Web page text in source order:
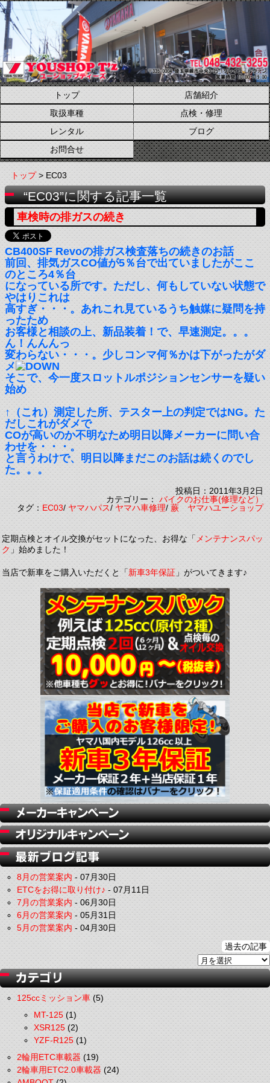
トップ
店舗紹介
取扱車種
点検・修理
レンタル
ブログ
お問合せ
トップ> EC03
“EC03”に関する記事一覧
車検時の排ガスの続き
CB400SF Revoの排ガス検査落ちの続きのお話
前回、排気ガスCO値が5％台で出ていましたがここ
のところ4％台
になっている所です。ただし、何もしていない状態で
やはりこれは
高すぎ・・・。あれこれ見ているうち触媒に疑問を持
ったため
お客様と相談の上、新品装着！で、早速測定。。。
ん！んんんっ
変わらない・・・。少しコンマ何％かは下がったがダ
メ
そこで、今一度スロットルポジションセンサーを疑い
始め
↑（これ）測定した所、テスター上の判定ではNG。た
だしこれがダメで
COが高いのか不明なため明日以降メーカーに問い合
わせを・・・。
と言うわけで、明日以降まだこのお話は続くのでし
た。。。
投稿日：2011年3月2日
カテゴリー：バイクのお仕事(修理など）
タグ：EC03/ヤマハパス/ヤマハ車修理/蕨 ヤマハユーショップ
定期点検とオイル交換がセットになった、お得な「メンテナンスパッ
ク」始めました！
当店で新車をご購入いただくと「新車3年保証」がついてきます♪
8月の営業案内-07月30日
ETCをお得に取り付け♪-07月11日
7月の営業案内-06月30日
6月の営業案内-05月31日
5月の営業案内-04月30日
過去の記事
125ccミッション車(5)
MT-125(1)
XSR125(2)
YZF-R125(1)
2輪用ETC車載器(19)
2輪車用ETC2.0車載器(24)